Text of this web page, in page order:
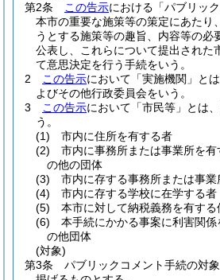
第2条
この告示における「パブリッ
本市の重要な施策等の策定にあたり
うとする施策等の趣旨、内容等の必
公表し、これらについて提出された
て意思決定を行う手続をいう。
2
この告示において「実施機関」と
よびその他行政委員会をいう。
3
この告示において「市民等」とは
う。
(1)
市内に住所を有する者
(2)
市内に事務所または事業所を
の他の団体
(3)
市内に存する事務所または事
(4)
市内に存する学校に在学する者
(5)
本市に対して納税義務を有する
(6)
本手続にかかる事案に利害関
の他団体
(対象)
第3条
パブリックコメント手続の対